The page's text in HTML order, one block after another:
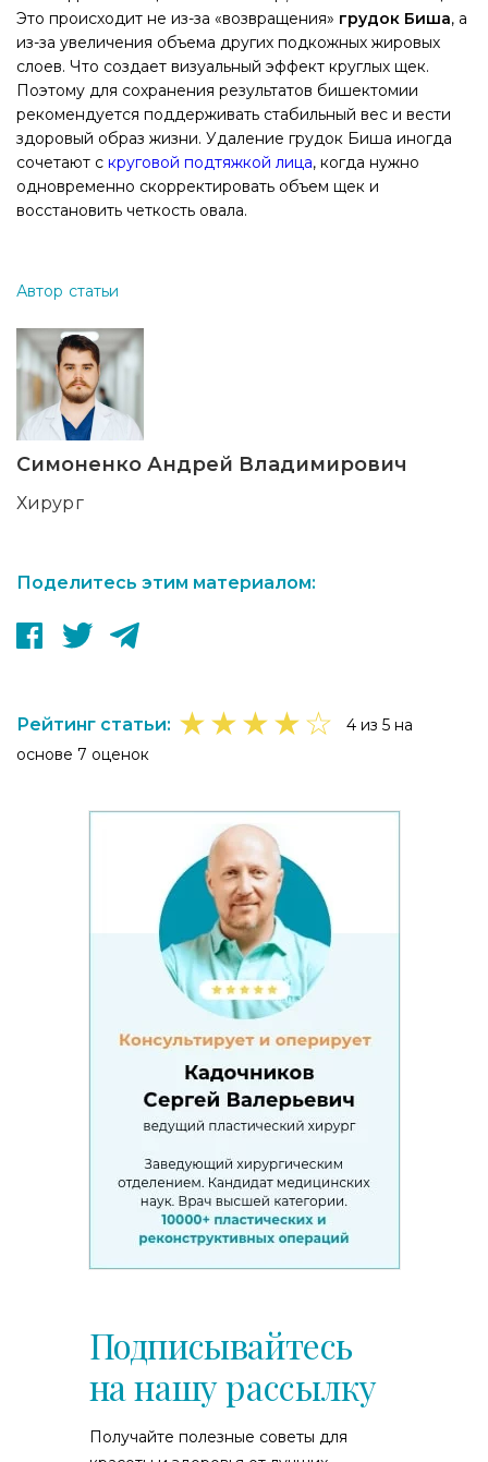
Это происходит не из-за «возвращения» грудок Биша, а
из-за увеличения объема других подкожных жировых
слоев. Что создает визуальный эффект круглых щек.
Поэтому для сохранения результатов бишектомии
рекомендуется поддерживать стабильный вес и вести
здоровый образ жизни. Удаление грудок Биша иногда
сочетают с круговой подтяжкой лица, когда нужно
одновременно скорректировать объем щек и
восстановить четкость овала.
Автор статьи
Симоненко Андрей Владимирович
Хирург
Поделитесь этим материалом:
Рейтинг статьи: ★★★★☆
4 из 5 на
основе 7 оценок
Подписывайтесь
на нашу рассылку
Получайте полезные советы для